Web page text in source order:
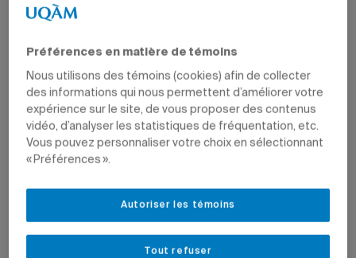
Préférences en matière de témoins
Nous utilisons des témoins (cookies) afin de collecter
des informations qui nous permettent d’améliorer votre
expérience sur le site, de vous proposer des contenus
vidéo, d’analyser les statistiques de fréquentation, etc.
Vous pouvez personnaliser votre choix en sélectionnant
« Préférences ».
Tout refuser
Autoriser les témoins